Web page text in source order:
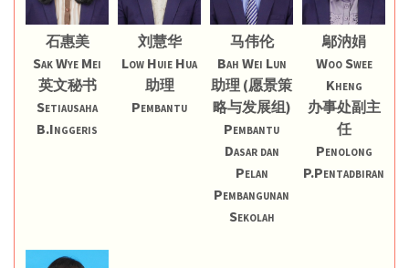
石惠美
Sak Wye Mei
英文秘书
Setiausaha
B.Inggeris
刘慧华
Low Huie Hua
助理
Pembantu
马伟伦
Bah Wei Lun
助理 (愿景策
略与发展组)
Pembantu
Dasar dan
Pelan
Pembangunan
Sekolah
鄔汭娟
Woo Swee
Kheng
办事处副主
任
Penolong
P.Pentadbiran